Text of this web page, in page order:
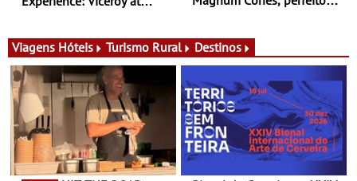
exclusiva
Viagens Hóteis Turismo Rural Destinos